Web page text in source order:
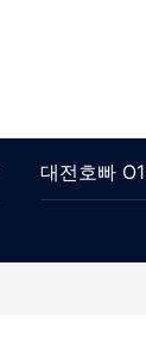
대전호빠